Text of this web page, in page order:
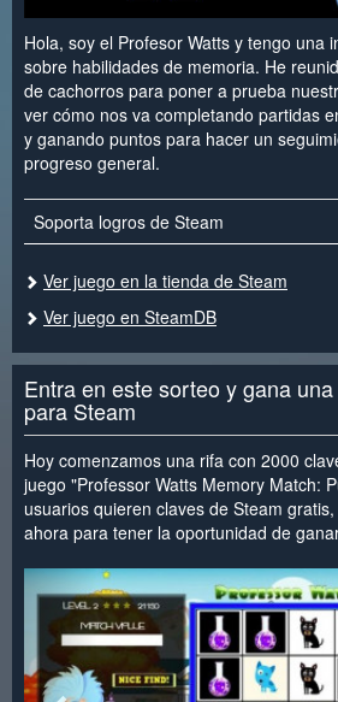
Hola, soy el Profesor Watts y tengo una
sobre habilidades de memoria. He
de cachorros para poner a prueba
ver cómo nos va completando partidas
y ganando puntos para hacer un
progreso general.
Soporta logros de Steam
Ver juego en la tienda de Steam
Ver juego en SteamDB
Entra en este sorteo y gana
para Steam
Hoy comenzamos una rifa con 2000
juego "Professor Watts Memory Match:
usuarios quieren claves de Steam
ahora para tener la oportunidad de
<